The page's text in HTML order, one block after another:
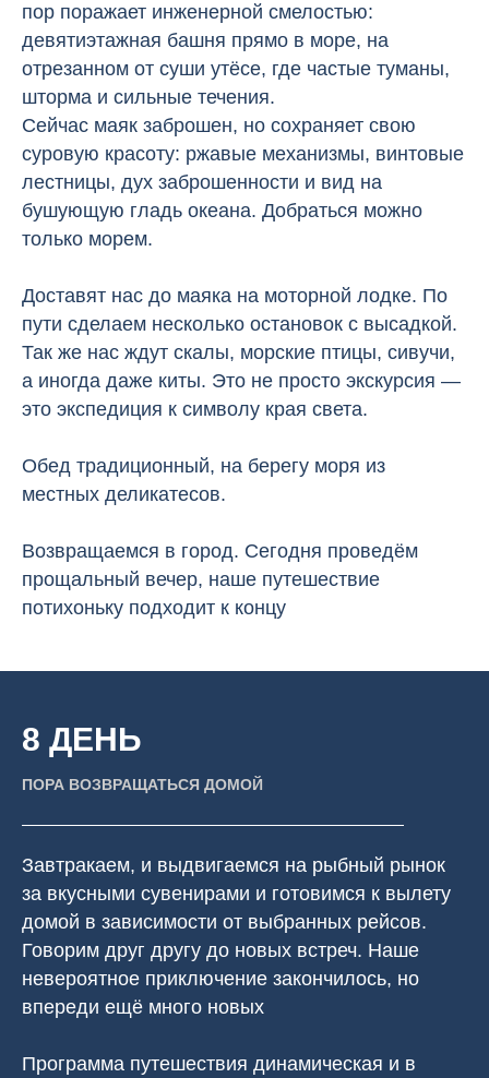
пор поражает инженерной смелостью:
девятиэтажная башня прямо в море, на
отрезанном от суши утёсе, где частые туманы,
шторма и сильные течения.
Сейчас маяк заброшен, но сохраняет свою
суровую красоту: ржавые механизмы, винтовые
лестницы, дух заброшенности и вид на
бушующую гладь океана. Добраться можно
только морем.
Доставят нас до маяка на моторной лодке. По
пути сделаем несколько остановок с высадкой.
Так же нас ждут скалы, морские птицы, сивучи,
а иногда даже киты. Это не просто экскурсия —
это экспедиция к символу края света.
Обед традиционный, на берегу моря из
местных деликатесов.
Возвращаемся в город. Сегодня проведём
прощальный вечер, наше путешествие
потихоньку подходит к концу
8 ДЕНЬ
ПОРА ВОЗВРАЩАТЬСЯ ДОМОЙ
Завтракаем, и выдвигаемся на рыбный рынок
за вкусными сувенирами и готовимся к вылету
домой в зависимости от выбранных рейсов.
Говорим друг другу до новых встреч. Наше
невероятное приключение закончилось, но
впереди ещё много новых
Программа путешествия динамическая и в